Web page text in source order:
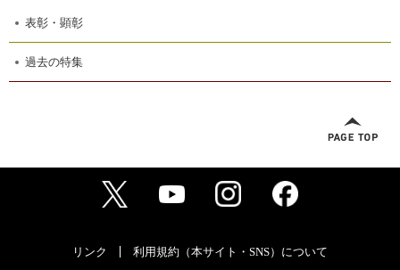
表彰・顕彰
過去の特集
リンク
利用規約（本サイト・SNS）について